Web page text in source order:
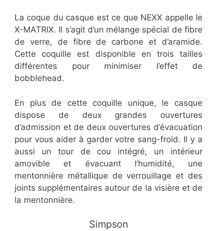
La coque du casque est ce que NEXX appelle le
X-MATRIX. Il s’agit d’un mélange spécial de fibre
de verre, de fibre de carbone et d’aramide.
Cette coquille est disponible en trois tailles
différentes pour minimiser l’effet de
bobblehead.
En plus de cette coquille unique, le casque
dispose de deux grandes ouvertures
d’admission et de deux ouvertures d’évacuation
pour vous aider à garder votre sang-froid. Il y a
aussi un tour de cou intégré, un intérieur
amovible et évacuant l’humidité, une
mentonnière métallique de verrouillage et des
joints supplémentaires autour de la visière et de
la mentonnière.
​Simpson